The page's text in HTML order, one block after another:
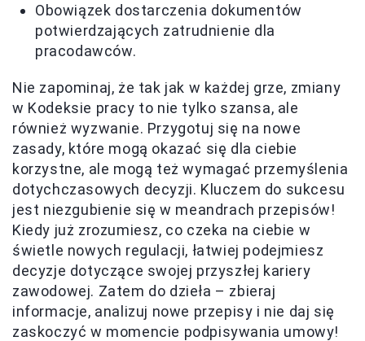
Obowiązek dostarczenia dokumentów
potwierdzających zatrudnienie dla
pracodawców.
Nie zapominaj, że tak jak w każdej grze, zmiany
w Kodeksie pracy to nie tylko szansa, ale
również wyzwanie. Przygotuj się na nowe
zasady, które mogą okazać się dla ciebie
korzystne, ale mogą też wymagać przemyślenia
dotychczasowych decyzji. Kluczem do sukcesu
jest niezgubienie się w meandrach przepisów!
Kiedy już zrozumiesz, co czeka na ciebie w
świetle nowych regulacji, łatwiej podejmiesz
decyzje dotyczące swojej przyszłej kariery
zawodowej. Zatem do dzieła – zbieraj
informacje, analizuj nowe przepisy i nie daj się
zaskoczyć w momencie podpisywania umowy!